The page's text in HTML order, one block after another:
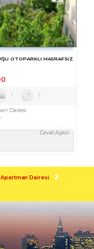
OTOPARKLI MASRAFSIZ
1 1
Dairesi
-
Cevat Aşkın
Apartman Dairesi